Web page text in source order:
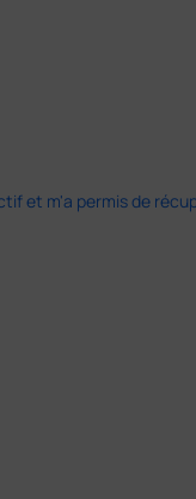
et m'a permis de